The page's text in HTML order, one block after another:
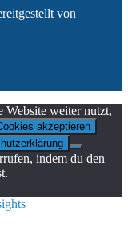
von
Website weiter nutzt,
akzeptieren
indem du den